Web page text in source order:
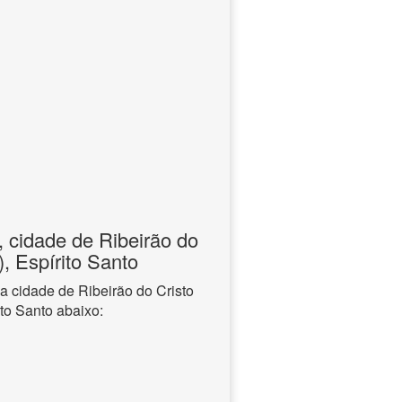
de Ribeirão do
Espírito Santo
cidade de Ribeirão do Cristo
Santo abaixo: